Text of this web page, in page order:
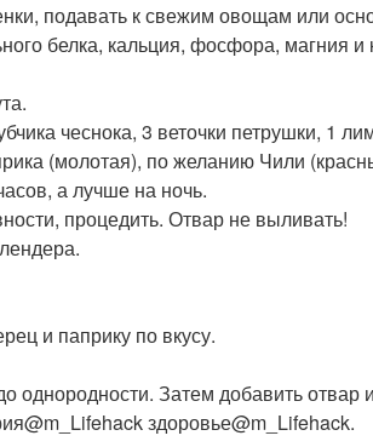
подавать к свежим овощам или
белка, кальция, фосфора, магния
чеснока, 3 веточки петрушки, 1
(молотая), по желанию Чили
а лучше на ночь.
процедить. Отвар не выливать!
и паприку по вкусу.
однородности. Затем добавить отвар
здоровье@m_Lifehack.